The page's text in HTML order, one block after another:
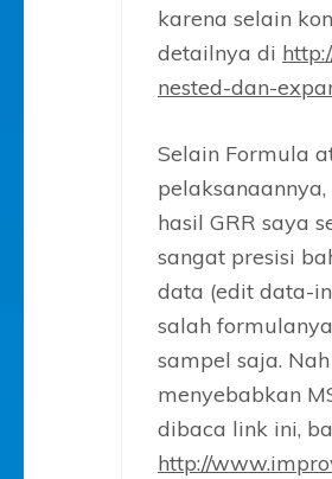
karena selain
detailnya di
nested-dan-
Selain Formula
hasil GRR saya
sangat presisi
data (edit data-
salah
sampel saja.
menyebabkan
dibaca link ini,
http://